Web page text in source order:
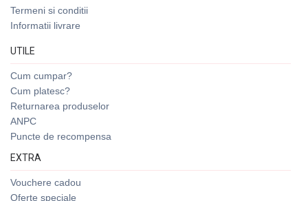
Termeni si conditii
Informatii livrare
UTILE
Cum cumpar?
Cum platesc?
Returnarea produselor
ANPC
Puncte de recompensa
EXTRA
Vouchere cadou
Oferte speciale